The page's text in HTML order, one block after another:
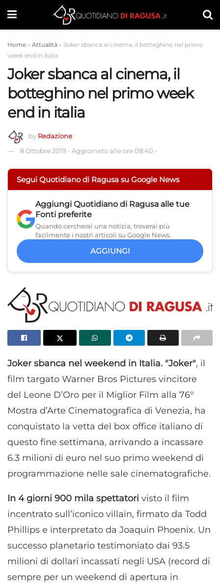
Home » Attualità » Joker sbanca al cinema, il botteghino nel primo
week end in italia
Joker sbanca al cinema, il
botteghino nel primo week
end in italia
by Redazione
8 Ottobre 2019 - Aggiornato alle ore 08:40 -
Segui Quotidiano di Ragusa su Google News
Aggiungi Quotidiano di Ragusa alle tue
Fonti preferite
Quando cercherai una notizia, troverai più
facilmente i nostri articoli su Google News.
AGGIUNGI
Joker sbanca nel weekend in Italia. "Joker", il
film targato Warner Bros Pictures vincitore
del Leone D’Oro per il Miglior Film alla 76°
Mostra d’Arte Cinematografica di Venezia, ha
conquistato la vetta del box office italiano di
questo fine settimana, arrivando a incassare
6.3 milioni di euro nel suo primo weekend di
programmazione nelle sale cinematografiche.
In 4 giorni 900 mila spettatori visto il film
incentrato sull’iconico villain, firmato da Todd
Phillips e interpretato da Joaquin Phoenix. Un
successo planetario testimoniato dai 93.5
milioni di dollari incassati negli USA (record di
sempre per un weekend di apertura in